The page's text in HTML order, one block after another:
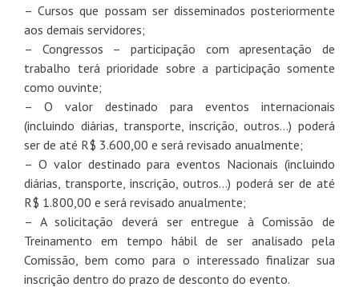
– Cursos que possam ser disseminados posteriormente
aos demais servidores;
– Congressos – participação com apresentação de
trabalho terá prioridade sobre a participação somente
como ouvinte;
– O valor destinado para eventos internacionais
(incluindo diárias, transporte, inscrição, outros…) poderá
ser de até R$ 3.600,00 e será revisado anualmente;
– O valor destinado para eventos Nacionais (incluindo
diárias, transporte, inscrição, outros…) poderá ser de até
R$ 1.800,00 e será revisado anualmente;
– A solicitação deverá ser entregue à Comissão de
Treinamento em tempo hábil de ser analisado pela
Comissão, bem como para o interessado finalizar sua
inscrição dentro do prazo de desconto do evento.